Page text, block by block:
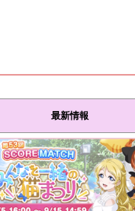
最新情報